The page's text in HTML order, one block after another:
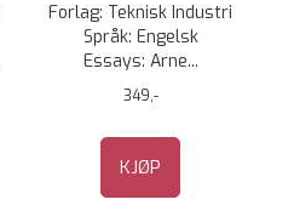
Forlag: Teknisk Industri
Språk: Engelsk
Essays: Arne...
349,-
KJØP